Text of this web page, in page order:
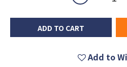
ADD TO CART
Add to